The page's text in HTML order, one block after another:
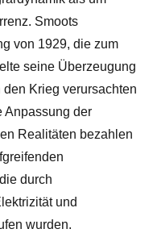
Smoots
von 1929, die zum
seine Überzeugung
Krieg verursachten
Anpassung der
Realitäten bezahlen
durch
und
wurden.